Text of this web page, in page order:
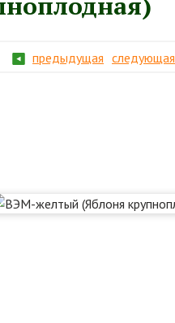
предыдущая следующая